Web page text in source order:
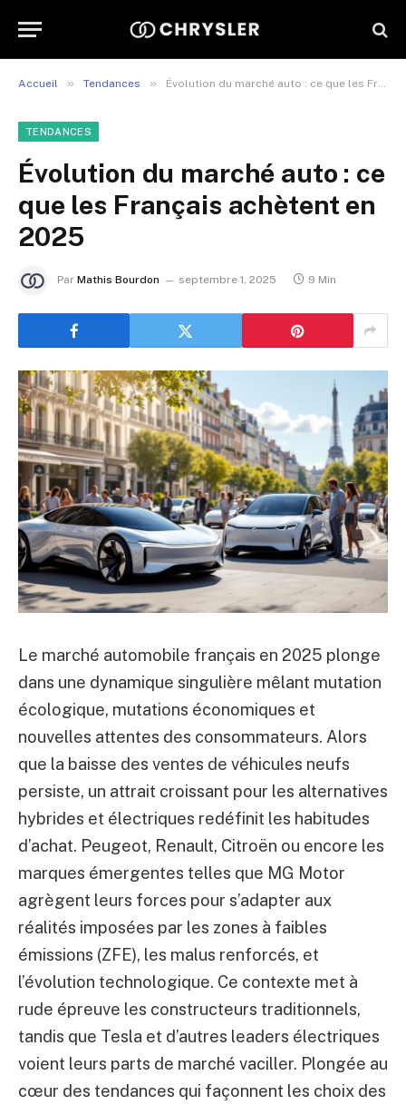
Accueil » Tendances » Évolution du marché auto : ce que les Français achètent en 2025
TENDANCES
Évolution du marché auto : ce
que les Français achètent en
2025
Par Mathis Bourdon septembre 1, 2025 9 Min
Le marché automobile français en 2025 plonge
dans une dynamique singulière mêlant mutation
écologique, mutations économiques et
nouvelles attentes des consommateurs. Alors
que la baisse des ventes de véhicules neufs
persiste, un attrait croissant pour les alternatives
hybrides et électriques redéfinit les habitudes
d’achat. Peugeot, Renault, Citroën ou encore les
marques émergentes telles que MG Motor
agrègent leurs forces pour s’adapter aux
réalités imposées par les zones à faibles
émissions (ZFE), les malus renforcés, et
l’évolution technologique. Ce contexte met à
rude épreuve les constructeurs traditionnels,
tandis que Tesla et d’autres leaders électriques
voient leurs parts de marché vaciller. Plongée au
cœur des tendances qui façonnent les choix des